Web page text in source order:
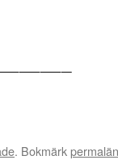
. Bokmärk